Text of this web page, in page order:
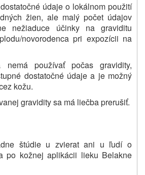
údaje o lokálnom použití
žien, ale malý počet údajov
nežiaduce účinky na graviditu
novorodenca pri expozícii na
používať počas gravidity,
dostatočné údaje a je možný
kožu.
gravidity sa má liečba prerušiť.
štúdie u zvierat ani u ľudí o
po kožnej aplikácii lieku Belakne